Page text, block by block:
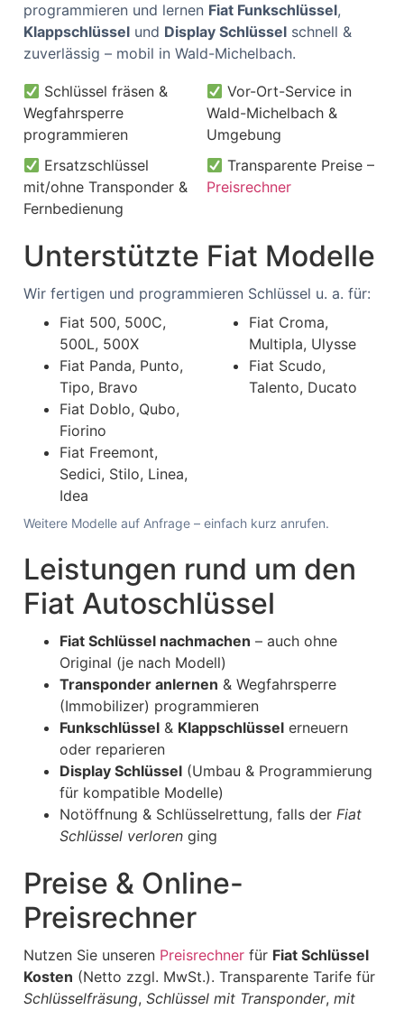
programmieren und lernen Fiat Funkschlüssel,
Klappschlüssel und Display Schlüssel schnell &
zuverlässig – mobil in Wald-Michelbach.
Schlüssel fräsen &
Wegfahrsperre
programmieren
Vor-Ort-Service in
Wald-Michelbach &
Umgebung
Ersatzschlüssel
mit/ohne Transponder &
Fernbedienung
Transparente Preise –
Preisrechner
Unterstützte Fiat Modelle
Wir fertigen und programmieren Schlüssel u. a. für:
Fiat 500, 500C,
500L, 500X
Fiat Panda, Punto,
Tipo, Bravo
Fiat Doblo, Qubo,
Fiorino
Fiat Freemont,
Sedici, Stilo, Linea,
Idea
Fiat Croma,
Multipla, Ulysse
Fiat Scudo,
Talento, Ducato
Weitere Modelle auf Anfrage – einfach kurz anrufen.
Leistungen rund um den
Fiat Autoschlüssel
Fiat Schlüssel nachmachen – auch ohne
Original (je nach Modell)
Transponder anlernen & Wegfahrsperre
(Immobilizer) programmieren
Funkschlüssel & Klappschlüssel erneuern
oder reparieren
Display Schlüssel (Umbau & Programmierung
für kompatible Modelle)
Notöffnung & Schlüsselrettung, falls der Fiat
Schlüssel verloren ging
Preise & Online-
Preisrechner
Nutzen Sie unseren Preisrechner für Fiat Schlüssel
Kosten (Netto zzgl. MwSt.). Transparente Tarife für
Schlüsselfräsung, Schlüssel mit Transponder, mit